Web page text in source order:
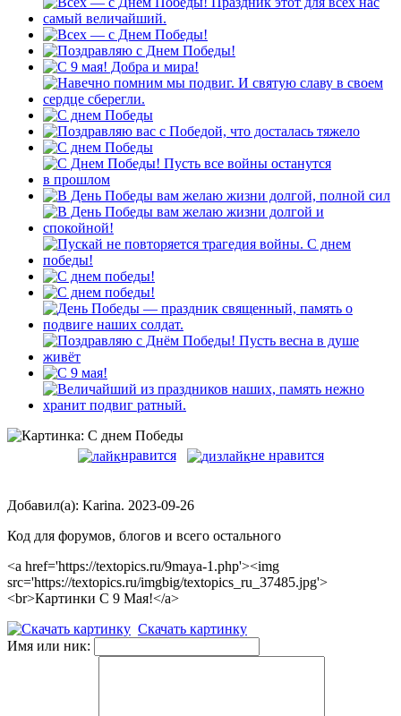
нравится не нравится
Добавил(а): Karina. 2023-09-26
Код для форумов, блогов и всего остального
<a href='https://textopics.ru/9maya-1.php'><img
src='https://textopics.ru/imgbig/textopics_ru_37485.jpg'>
<br>Картинки С 9 Мая!</a>
Скачать картинку
Имя или ник: